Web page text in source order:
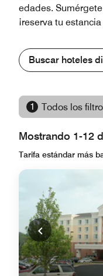
edades.
¡reserva tu
Buscar hoteles
1 Todos los
Mostrando 1-12
Tarifa estándar más